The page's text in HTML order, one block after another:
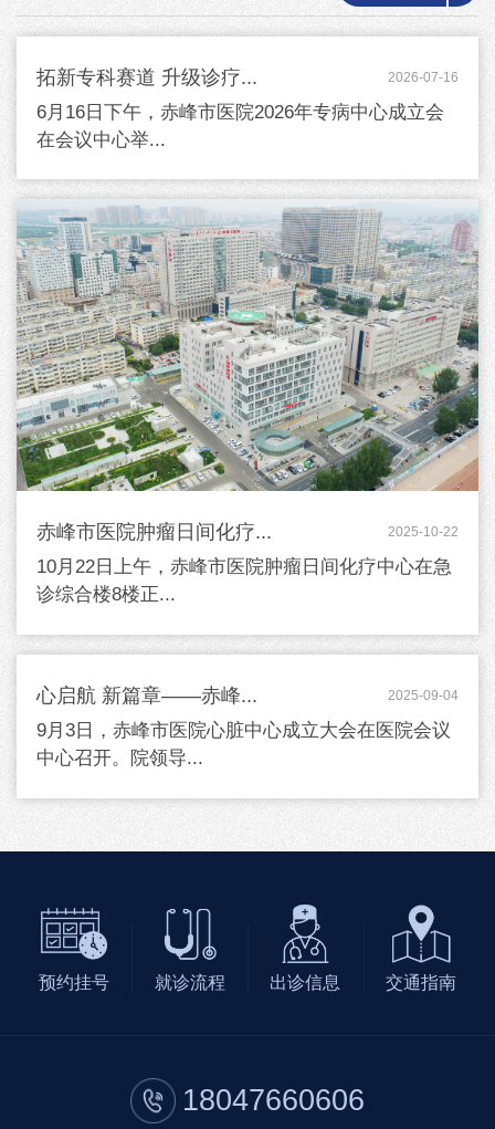
拓新专科赛道 升级诊疗... 2026-07-16
6月16日下午，赤峰市医院2026年专病中心成立会
在会议中心举...
赤峰市医院肿瘤日间化疗... 2025-10-22
10月22日上午，赤峰市医院肿瘤日间化疗中心在急
诊综合楼8楼正...
心启航 新篇章——赤峰... 2025-09-04
9月3日，赤峰市医院心脏中心成立大会在医院会议
中心召开。院领导...
预约挂号 就诊流程 出诊信息 交通指南
18047660606